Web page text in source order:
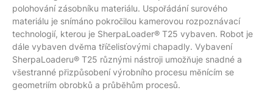
polohování zásobníku materiálu. Uspořádání surového
materiálu je snímáno pokročilou kamerovou rozpoznávací
technologií, kterou je SherpaLoader® T25 vybaven. Robot je
dále vybaven dvěma tříčelisťovými chapadly. Vybavení
SherpaLoaderu® T25 různými nástroji umožňuje snadné a
všestranné přizpůsobení výrobního procesu měnícím se
geometriím obrobků a průběhům procesů.